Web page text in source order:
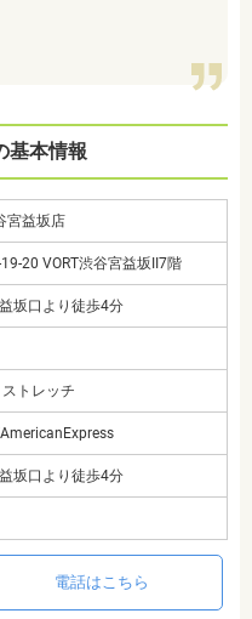
基本情報
宮益坂店
20 VORT渋谷宮益坂II7階
坂口より徒歩4分
トレッチ
坂口より徒歩4分
電話はこちら